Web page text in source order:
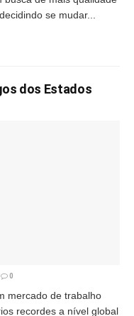
se mudar...
dos Estados
0
mercado de trabalho
recordes a nível global